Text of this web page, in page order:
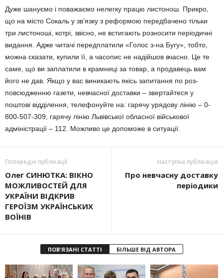
Дуже шануємо і поважаємо нелег­ку працю листо­нош. Прикро,
що на місто Сокаль у зв’язку з реформою перед­бачено тільки
три листоноші, котрі, звісно, не встигають роз­носити періодичні
видання. Адже читачі передпла­тили «Голос з-на Бугу», тобто,
можна сказати, купили її, а часо­пис не надійшов вчасно. Це те
са­ме, що ви запла­тили в крамниці за товар, а прода­вець вам
його не дав. Якщо у вас виникають якісь запитання по роз­
повсюдженню газети, невчасної до­ставки – звертайтеся у
поштові від­ділення, телефонуйте на: гарячу урядову лінію – 0-
800-507-309, гарячу лінію Львівської облас­ної військової
адміністрації – 112. Можли­во це допоможе в ситуації.
Попередні публікації
Олег СИНЮТКА: ВІКНО
МОЖЛИВОСТЕЙ ДЛЯ
УКРАЇНИ ВІДКРИВ
ГЕРОЇЗМ УКРАЇНСЬКИХ
ВОЇНІВ
Наступна публікація
Про невчасну доставку
періодики
ПОВ'ЯЗАНІ СТАТТІ БІЛЬШЕ ВІД АВТОРА